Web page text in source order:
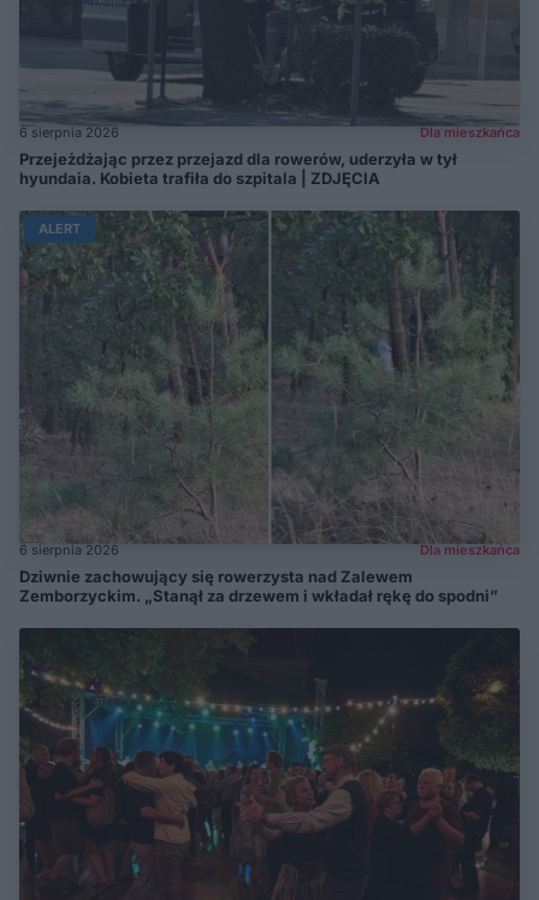
6 sierpnia 2026 Dla mieszkańca
Przejeżdżając przez przejazd dla rowerów, uderzyła w tył
hyundaia. Kobieta trafiła do szpitala | ZDJĘCIA
ALERT
6 sierpnia 2026 Dla mieszkańca
Dziwnie zachowujący się rowerzysta nad Zalewem
Zemborzyckim. „Stanął za drzewem i wkładał rękę do spodni”